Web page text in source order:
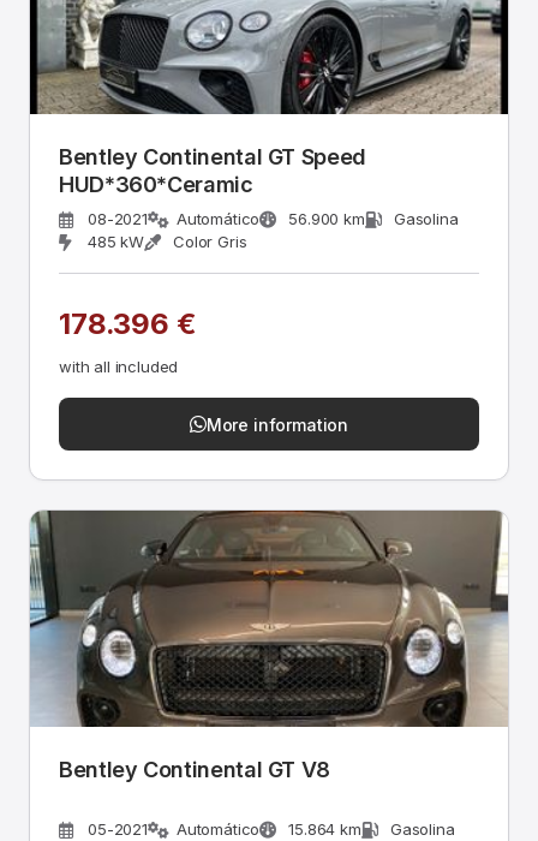
Bentley Continental GT Speed
HUD*360*Ceramic
08-2021 Automático 56.900 km
Gasolina
485 kW
Color Gris
178.396 €
with all included
More information
Bentley Continental GT V8
05-2021 Automático 15.864 km
Gasolina